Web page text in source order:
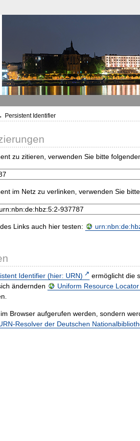
Persistent Identifier
zu zitieren, verwenden Sie bitte
im Netz zu verlinken, verwenden Sie
Links auch hier testen:
Identifier (hier: URN)
ermöglicht die
ändernden
Uniform Resource
Browser aufgerufen werden, sondern
Resolver der Deutschen